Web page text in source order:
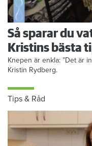
Så sparar du
Kristins bästa
Knepen är enkla: ”Det är
Kristin Rydberg.
Tips & Råd